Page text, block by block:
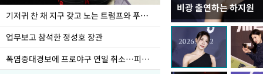
기저귀 찬 채 지구 갖고 노는 트럼프와 푸틴 형상 미로
업무보고 참석한 정성호 장관
폭염중대경보에 프로야구 연일 취소…피칭 연습장 '52도'
비광 출연하는 하지원
가을 준비하는 들녘